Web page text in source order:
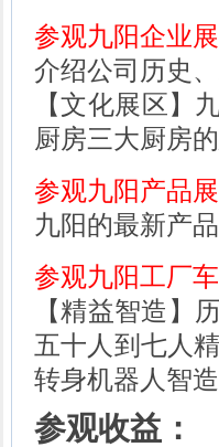
参观九阳企业
介绍公司历史
【文化展区】
厨房三大厨房
参观九阳产品
九阳的最新产
参观九阳工厂
【精益智造】
五十人到七人
转身机器人智造
参观收益：